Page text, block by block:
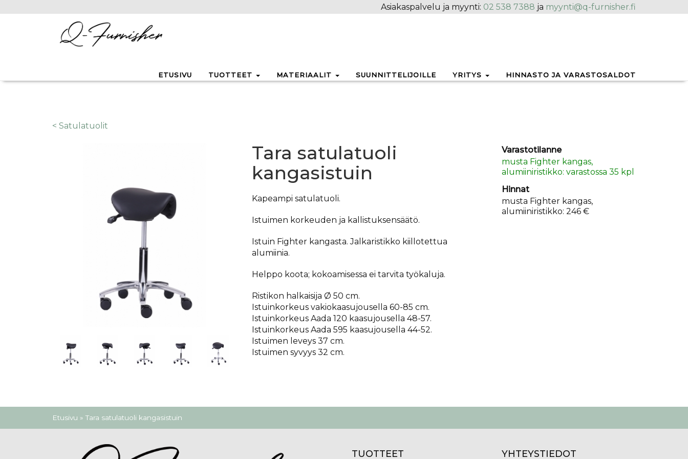
Asiakaspalvelu ja myynti: 02 538 7388 ja myynti@q-furnisher.fi
ETUSIVU TUOTTEET MATERIAALIT SUUNNITTELIJOILLE YRITYS HINNASTO JA VARASTOSALDOT
< Satulatuolit
Tara satulatuoli
kangasistuin
Kapeampi satulatuoli.
Istuimen korkeuden ja kallistuksensäätö.
Istuin Fighter kangasta. Jalkaristikko kiillotettua
alumiinia.
Helppo koota; kokoamisessa ei tarvita työkaluja.
Ristikon halkaisija Ø 50 cm.
Istuinkorkeus vakiokaasujousella 60-85 cm.
Istuinkorkeus Aada 120 kaasujousella 48-57.
Istuinkorkeus Aada 595 kaasujousella 44-52.
Istuimen leveys 37 cm.
Istuimen syvyys 32 cm.
Varastotilanne
musta Fighter kangas,
alumiiniristikko: varastossa 35 kpl
Hinnat
musta Fighter kangas,
alumiiniristikko: 246 €
Olet täällä
Etusivu » Tara satulatuoli kangasistuin
TUOTTEET YHTEYSTIEDOT